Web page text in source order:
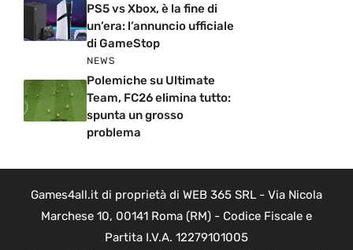
PS5 vs Xbox, è la fine di
un’era: l’annuncio ufficiale
di GameStop
NEWS
Polemiche su Ultimate
Team, FC26 elimina tutto:
spunta un grosso
problema
Games4all.it di proprietà di WEB 365 SRL - Via Nicola
Marchese 10, 00141 Roma (RM) - Codice Fiscale e
Partita I.V.A. 12279101005